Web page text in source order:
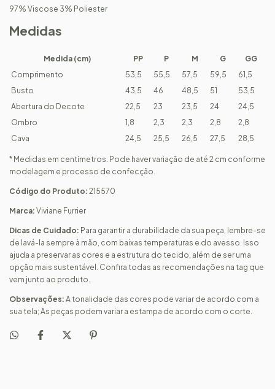
97% Viscose 3% Poliester
Medidas
Medida (cm) PP P M G
GG
Comprimento
53,5 55,5 57,5 59,5
61,5
Busto
43,5 46 48,5 51
53,5
Abertura do Decote
22,5 23 23,5 24
24,5
Ombro
1,8 2,3 2,3 2,8
2,8
Cava
24,5 25,5 26,5 27,5 28,5
* Medidas em centímetros. Pode haver variação de até 2 cm conforme
modelagem e processo de confecção.
Código do Produto: 215570
Marca: Viviane Furrier
Dicas de Cuidado: Para garantir a durabilidade da sua peça, lembre-se
de lavá-la sempre à mão, com baixas temperaturas e do avesso. Isso
ajuda a preservar as cores e a estrutura do tecido, além de ser uma
opção mais sustentável. Confira todas as recomendações na tag que
vem junto ao produto.
Observações: A tonalidade das cores pode variar de acordo com a
sua tela; As peças podem variar a estampa de acordo com o corte.